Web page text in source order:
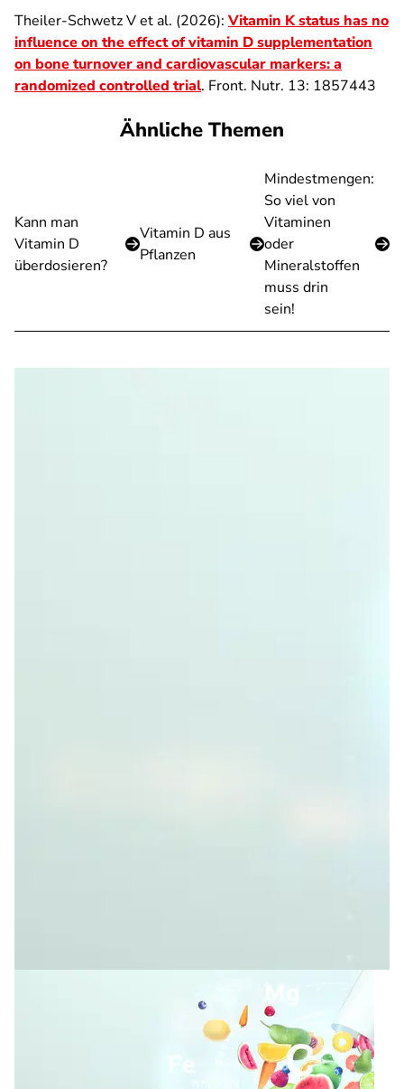
Theiler-Schwetz V et al. (2026): Vitamin K status has no
influence on the effect of vitamin D supplementation
on bone turnover and cardiovascular markers: a
randomized controlled trial. Front. Nutr. 13: 1857443
Ähnliche Themen
Kann man
Vitamin D
überdosieren?
Vitamin D aus
Pflanzen
Mindestmengen:
So viel von
Vitaminen
oder
Mineralstoffen
muss drin
sein!